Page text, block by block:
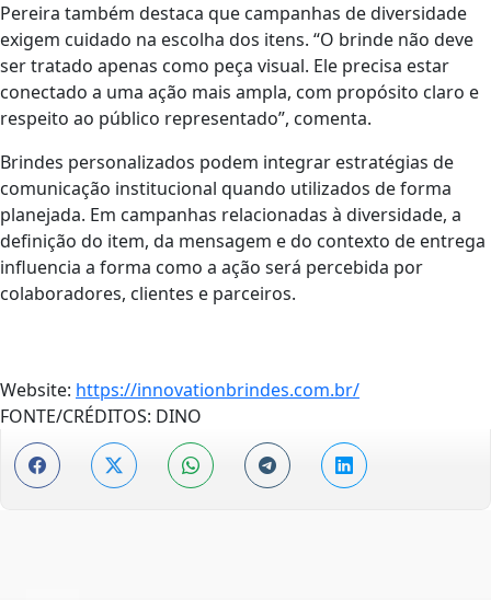
Pereira também destaca que campanhas de diversidade
exigem cuidado na escolha dos itens. “O brinde não deve
ser tratado apenas como peça visual. Ele precisa estar
conectado a uma ação mais ampla, com propósito claro e
respeito ao público representado”, comenta.
Brindes personalizados podem integrar estratégias de
comunicação institucional quando utilizados de forma
planejada. Em campanhas relacionadas à diversidade, a
definição do item, da mensagem e do contexto de entrega
influencia a forma como a ação será percebida por
colaboradores, clientes e parceiros.
Website: https://innovationbrindes.com.br/
FONTE/CRÉDITOS: DINO